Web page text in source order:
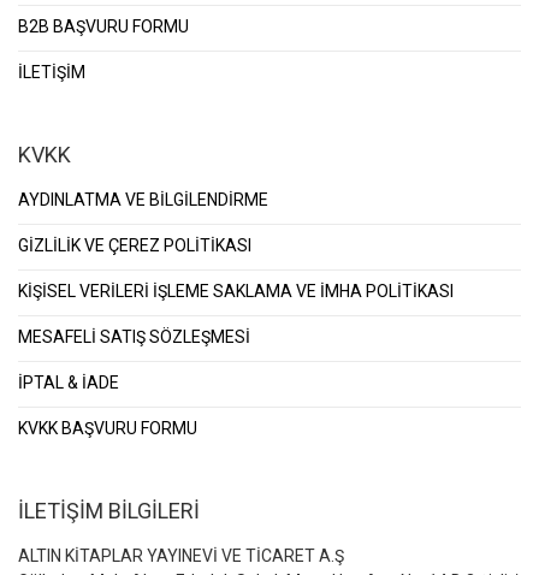
B2B BAŞVURU FORMU
İLETİŞİM
KVKK
AYDINLATMA VE BİLGİLENDİRME
GİZLİLİK VE ÇEREZ POLİTİKASI
KİŞİSEL VERİLERİ İŞLEME SAKLAMA VE İMHA POLİTİKASI
MESAFELİ SATIŞ SÖZLEŞMESİ
İPTAL & İADE
KVKK BAŞVURU FORMU
İLETİŞİM BİLGİLERİ
ALTIN KİTAPLAR YAYINEVİ VE TİCARET A.Ş